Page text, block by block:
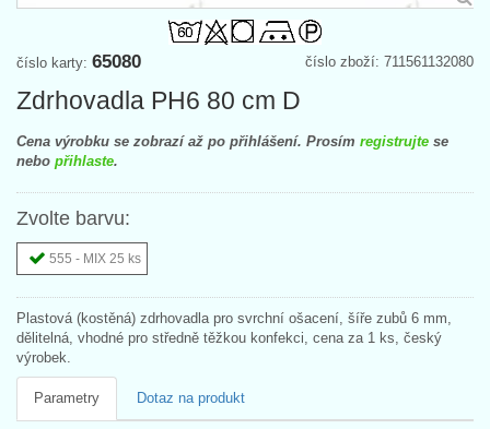
číslo zboží: 711561132080
číslo karty: 65080
Zdrhovadla PH6 80 cm D
Cena výrobku se zobrazí až po přihlášení. Prosím registrujte se
nebo přihlaste.
Zvolte barvu:
555 - MIX 25 ks
Plastová (kostěná) zdrhovadla pro svrchní ošacení, šíře zubů 6 mm,
dělitelná, vhodné pro středně těžkou konfekci, cena za 1 ks, český
výrobek.
Parametry Dotaz na produkt